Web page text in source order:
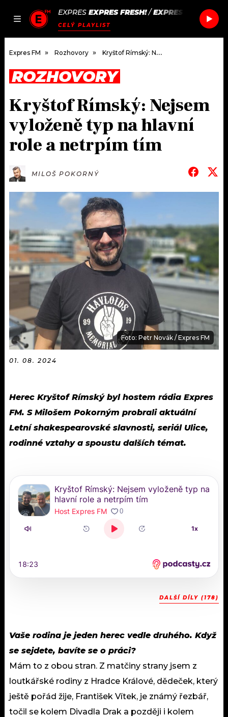
JAK
SEZNAM.CZ
EXPRES EXPRES FRESH!/EXPRES FRESH!
CELÝ PLAYLIST
DOMŮ
ČLÁNKY
AKTUÁLNĚ
ROZHOVORY
#NEBUDUDOMA
KALENDÁŘ
KVÍZY
VIP
TRENDY
KULTURA
PODCASTY
JAK NALADIT
APLIKACE
PROGRAM
PLAYLIST
JAK NALADIT
Expres FM Rozhovory Kryštof Rímský: Nejsem vyloženě typ na hlavní role a netrpím tím
ROZHOVORY
Kryštof Rímský: Nejsem
vyloženě typ na hlavní
role a netrpím tím
MILOŠ POKORNÝ
Foto: Petr Novák / Expres FM
01. 08. 2024
Herec Kryštof Rímský byl hostem rádia Expres
FM. S Milošem Pokorným probrali aktuální
Letní shakespearovské slavnosti, seriál Ulice,
rodinné vztahy a spoustu dalších témat.
DALŠÍ DÍLY (178)
Vaše rodina je jeden herec vedle druhého. Když
se sejdete, bavíte se o práci?
Mám to z obou stran. Z matčiny strany jsem z
loutkářské rodiny z Hradce Králové, dědeček, který
ještě pořád žije, František Vítek, je známý řezbář,
točil se kolem Divadla Drak a později i kolem